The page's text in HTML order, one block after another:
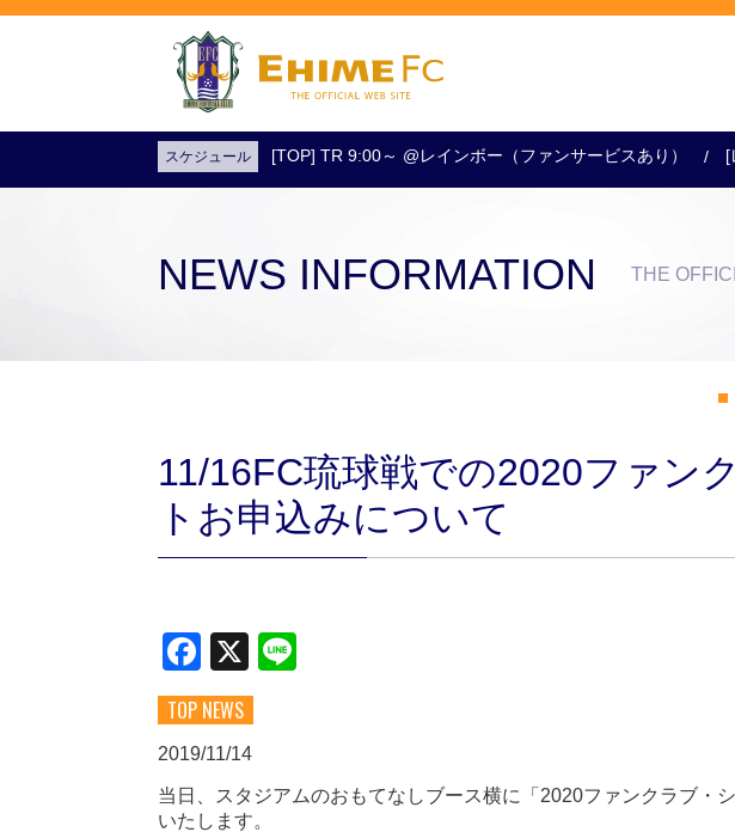
試合日程・結果 アクセス クラブ・会社情報
スケジュール [TOP] TR 9:00～ @レインボー（ファンサービスあり） [
NEWS INFORMATION THE
11/16FC琉球戦での2020ファン
トお申込みについて
Facebook
X
TOP NEWS
2019/11/14
当日、スタジアムのおもてなしブース横に「2020ファンクラブ・
いたします。